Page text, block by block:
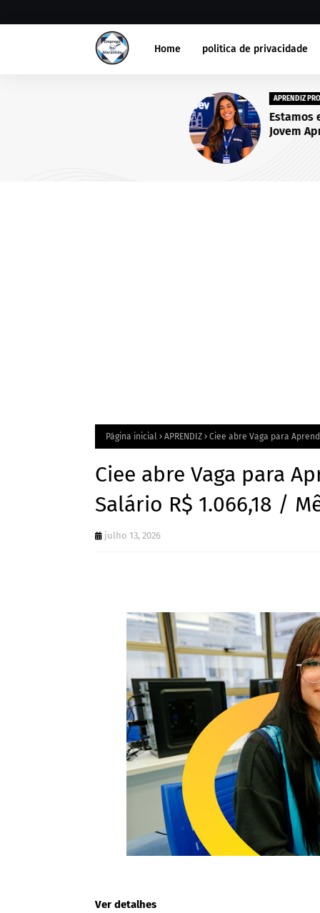
Home politica de privacidade
APRENDIZ PROCESSO
Estamos em busca de
Jovem Aprendiz - Inscrições
abertas até 25 de
2026.
Página inicial APRENDIZ Ciee abre Vaga para
Ciee abre Vaga para
Salário R$ 1.066,18 /
julho 13, 2026
Ver detalhes